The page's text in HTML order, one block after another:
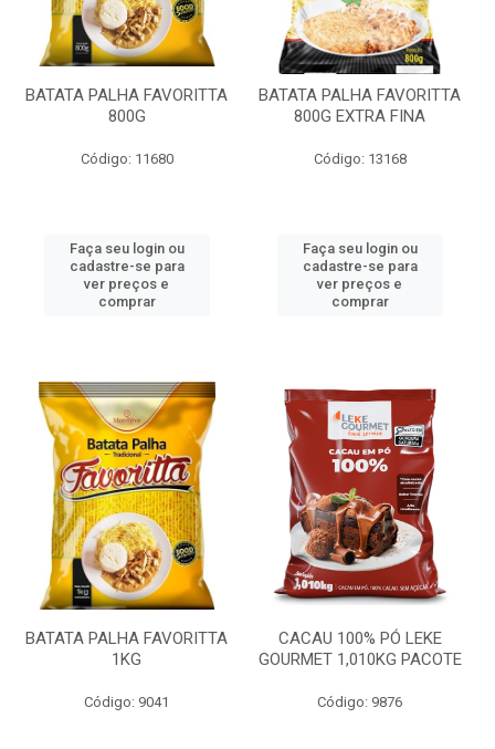
BATATA PALHA FAVORITTA
800G
Código: 11680
Faça seu login ou
cadastre-se para
ver preços e
comprar
BATATA PALHA FAVORITTA
800G EXTRA FINA
Código: 13168
Faça seu login ou
cadastre-se para
ver preços e
comprar
BATATA PALHA FAVORITTA
1KG
Código: 9041
CACAU 100% PÓ LEKE
GOURMET 1,010KG PACOTE
Código: 9876